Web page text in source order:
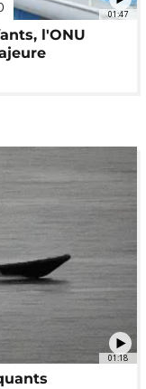
01:47
l'ONU
01:18